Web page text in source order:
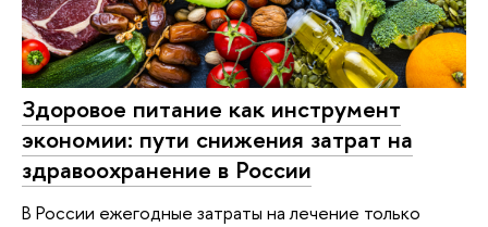
Здоровое питание как инструмент
экономии: пути снижения затрат на
здравоохранение в России
В России ежегодные затраты на лечение только